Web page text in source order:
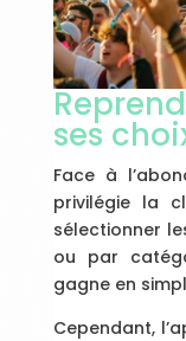
ses
Face à
privilégie la
sélectionner
ou par
gagne en
Cependant,